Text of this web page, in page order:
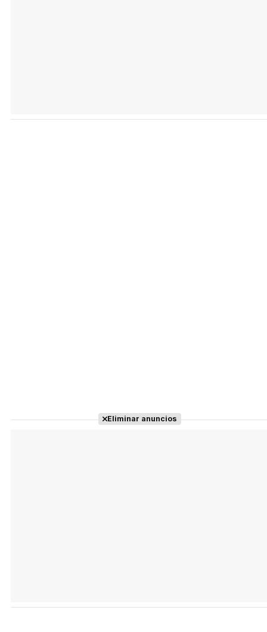
Eliminar anuncios